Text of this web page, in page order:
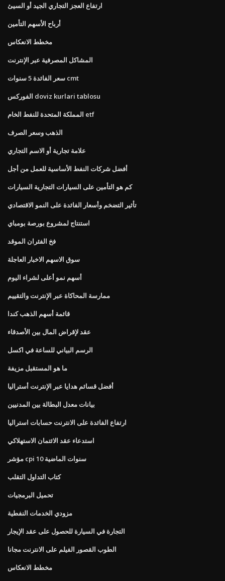
ارتفاع العجز التجاري الجيد أو السيئ
أرباح الأسهم التأمين
مخطط الانعكاس
المشاكل المصرفية عبر الإنترنت
سعر الفائدة 5 سنوات cmt
الفوركس doviz kurlari tablosu
المملكة المتحدة للنفط الخام etf
الذهب وسعر الصرف
علامة تجارية أو الاسم التجاري
أفضل شركات النفط الأساسية للعمل من أجل
كم هو التأمين على السيارات التجارية السيارات
تأثير التضخم وأسعار الفائدة على النمو الاقتصادي
استنتاج لمشروع بورصة بومباي
فخ الفئران الموقد
سوق الاسهم الاخبار العاجلة
أسهم نمو أعلى لشراء اليوم
ممارسة المحاكاة عبر الإنترنت والتقييم
قائمة أسهم الذهب كندا
عقد لإقراض المال بين الأصدقاء
الرسم البياني للساعة في اكسل
ما هو المستقبل مزيفة
أفضل قسائم هدايا عبر الإنترنت أستراليا
بيانات معدل البطالة بين المدنيين
ارتفاع الفائدة على الانترنت حسابات استراليا
استدعاء عقد الائتمان الاستهلاكي
مؤشر cpi 10 سنوات الماضية
كتاب التداول التقلب
تحميل البرمجيات
مزودي الخدمات النفطية
التجارة في السيارة للحصول على عقد الإيجار
الطوب القصور الفيلم على الانترنت مجانا
مخطط الانعكاس